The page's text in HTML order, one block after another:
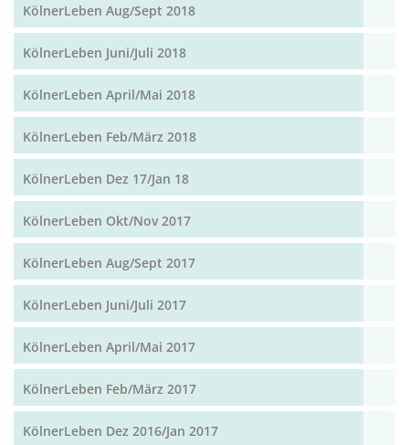
KölnerLeben Aug/Sept 2018
KölnerLeben Juni/Juli 2018
KölnerLeben April/Mai 2018
KölnerLeben Feb/März 2018
KölnerLeben Dez 17/Jan 18
KölnerLeben Okt/Nov 2017
KölnerLeben Aug/Sept 2017
KölnerLeben Juni/Juli 2017
KölnerLeben April/Mai 2017
KölnerLeben Feb/März 2017
KölnerLeben Dez 2016/Jan 2017